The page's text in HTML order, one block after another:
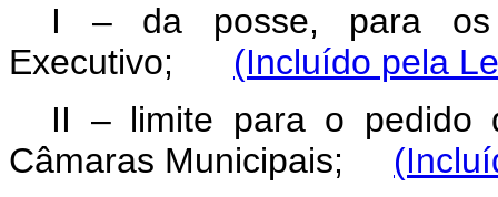
I – da posse, para os
Executivo; (Incluído pela
II – limite para o pedido
Câmaras Municipais;